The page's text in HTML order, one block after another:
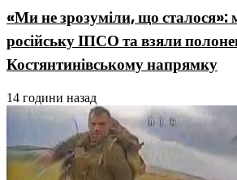
«Ми не зрозуміли, що сталося»:
російську ІПСО та взяли
Костянтинівському напрямку
14 години назад